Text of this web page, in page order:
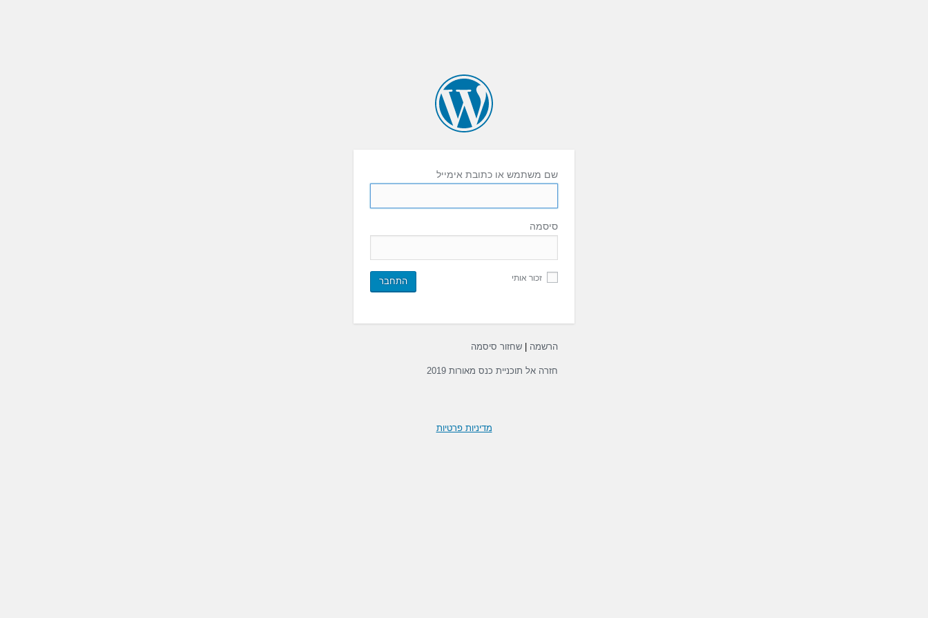
שם משתמש או כתובת אימייל
סיסמה
זכור אותי
הרשמה | שחזור סיסמה
חזרה אל תוכניית כנס מאורות 2019
מדיניות פרטיות